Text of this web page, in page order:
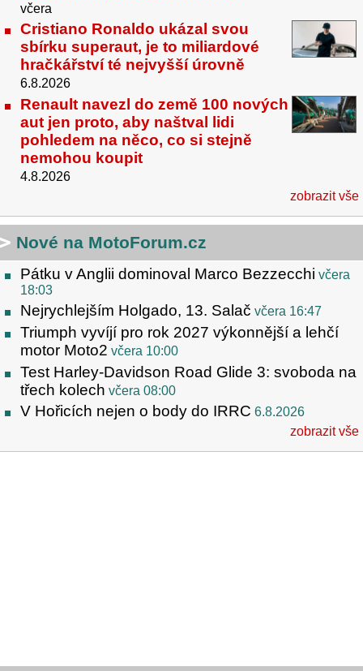
včera
Cristiano Ronaldo ukázal svou
sbírku superaut, je to miliardové
hračkářství té nejvyšší úrovně
6.8.2026
Renault navezl do země 100 nových
aut jen proto, aby naštval lidi
pohledem na něco, co si stejně
nemohou koupit
4.8.2026
zobrazit vše
Nové na MotoForum.cz
Pátku v Anglii dominoval Marco Bezzecchi včera
18:03
Nejrychlejším Holgado, 13. Salač včera 16:47
Triumph vyvíjí pro rok 2027 výkonnější a lehčí
motor Moto2 včera 10:00
Test Harley-Davidson Road Glide 3: svoboda na
třech kolech včera 08:00
V Hořicích nejen o body do IRRC 6.8.2026
zobrazit vše